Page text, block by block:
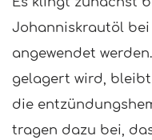
Johanniskrautöl bei
angewendet
gelagert wird, bleibt
die
tragen dazu bei,